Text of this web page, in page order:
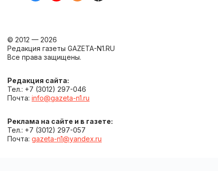
© 2012 — 2026
Редакция газеты GAZETA-N1.RU
Все права защищены.
Редакция сайта:
Тел.: +7 (3012) 297-046
Почта: info@gazeta-n1.ru
Реклама на сайте и в газете:
Тел.: +7 (3012) 297-057
Почта: gazeta-n1@yandex.ru